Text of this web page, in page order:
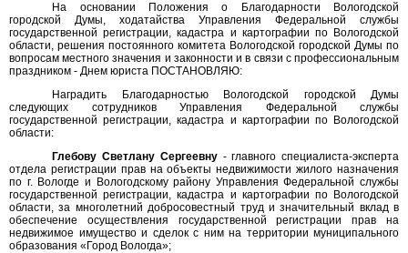
На основании Положения о Благодарности Вологодской
городской Думы, ходатайства Управления Федеральной службы
государственной регистрации, кадастра и картографии по Вологодской
области, решения постоянного комитета Вологодской городской Думы по
вопросам местного значения и законности и в связи с профессиональным
праздником - Днем юриста ПОСТАНОВЛЯЮ:
Наградить Благодарностью Вологодской городской Думы
следующих сотрудников Управления Федеральной службы
государственной регистрации, кадастра и картографии по Вологодской
области:
Глебову Светлану Сергеевну- главного специалиста-эксперта
отдела регистрации прав на объекты недвижимости жилого назначения
по г. Вологде и Вологодскому району Управления Федеральной службы
государственной регистрации, кадастра и картографии по Вологодской
области, за многолетний добросовестный труд и значительный вклад в
обеспечение осуществления государственной регистрации прав на
недвижимое имущество и сделок с ним на территории муниципального
образования «Город Вологда»;